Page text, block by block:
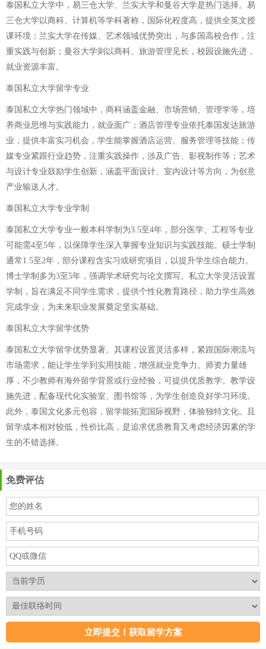
泰国私立大学中，易三仓大学、兰实大学和曼谷大学是热门选择。易
三仓大学以商科、计算机等学科著称，国际化程度高，提供全英文授
课环境；兰实大学在传媒、艺术领域优势突出，与多国高校合作，注
重实践与创新；曼谷大学则以商科、旅游管理见长，校园设施先进，
就业资源丰富。
泰国私立大学留学专业
泰国私立大学热门领域中，商科涵盖金融、市场营销、管理学等，培
养商业思维与实践能力，就业面广；酒店管理专业依托泰国发达旅游
业，提供丰富实习机会，学生能掌握酒店运营、服务管理等技能；传
媒专业紧跟行业趋势，注重实践操作，涉及广告、影视制作等；艺术
与设计专业鼓励学生创新，涵盖平面设计、室内设计等方向，为创意
产业输送人才。
泰国私立大学专业学制
泰国私立大学专业一般本科学制为3.5至4年，部分医学、工程等专业
可能需4至5年，以保障学生深入掌握专业知识与实践技能。硕士学制
通常1.5至2年，部分课程含实习或研究项目，以提升学生综合能力。
博士学制多为3至5年，强调学术研究与论文撰写。私立大学灵活设置
学制，旨在满足不同学生需求，提供个性化教育路径，助力学生高效
完成学业，为未来职业发展奠定坚实基础。
泰国私立大学留学优势
泰国私立大学留学优势显著。其课程设置灵活多样，紧跟国际潮流与
市场需求，能让学生学到实用技能，增强就业竞争力。师资力量雄
厚，不少教师有海外留学背景或行业经验，可提供优质教学。教学设
施先进，配备现代化实验室、图书馆等，为学生创造良好学习环境。
此外，泰国文化多元包容，留学能拓宽国际视野，体验独特文化。且
留学成本相对较低，性价比高，是追求优质教育又考虑经济因素的学
生的不错选择。
免费评估